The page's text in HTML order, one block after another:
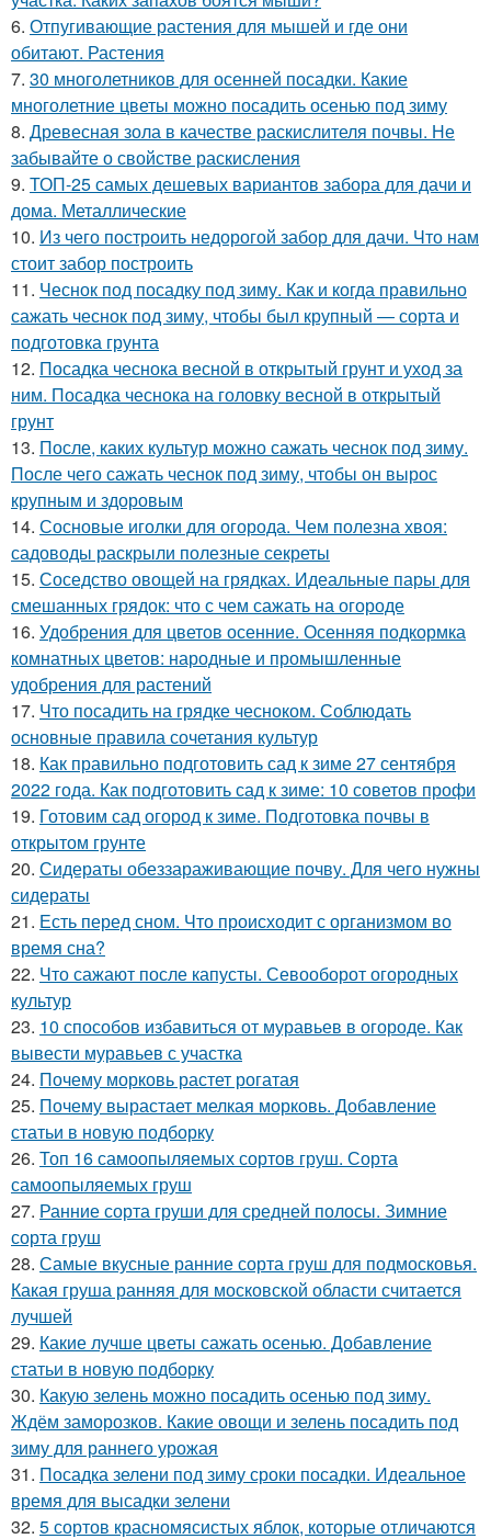
6. Отпугивающие растения для мышей и где они
обитают. Растения
7. 30 многолетников для осенней посадки. Какие
многолетние цветы можно посадить осенью под зиму
8. Древесная зола в качестве раскислителя почвы. Не
забывайте о свойстве раскисления
9. ТОП-25 самых дешевых вариантов забора для дачи и
дома. Металлические
10. Из чего построить недорогой забор для дачи. Что нам
стоит забор построить
11. Чеснок под посадку под зиму. Как и когда правильно
сажать чеснок под зиму, чтобы был крупный — сорта и
подготовка грунта
12. Посадка чеснока весной в открытый грунт и уход за
ним. Посадка чеснока на головку весной в открытый
грунт
13. После, каких культур можно сажать чеснок под зиму.
После чего сажать чеснок под зиму, чтобы он вырос
крупным и здоровым
14. Сосновые иголки для огорода. Чем полезна хвоя:
садоводы раскрыли полезные секреты
15. Соседство овощей на грядках. Идеальные пары для
смешанных грядок: что с чем сажать на огороде
16. Удобрения для цветов осенние. Осенняя подкормка
комнатных цветов: народные и промышленные
удобрения для растений
17. Что посадить на грядке чесноком. Соблюдать
основные правила сочетания культур
18. Как правильно подготовить сад к зиме 27 сентября
2022 года. Как подготовить сад к зиме: 10 советов профи
19. Готовим сад огород к зиме. Подготовка почвы в
открытом грунте
20. Сидераты обеззараживающие почву. Для чего нужны
сидераты
21. Есть перед сном. Что происходит с организмом во
время сна?
22. Что сажают после капусты. Севооборот огородных
культур
23. 10 способов избавиться от муравьев в огороде. Как
вывести муравьев с участка
24. Почему морковь растет рогатая
25. Почему вырастает мелкая морковь. Добавление
статьи в новую подборку
26. Топ 16 самоопыляемых сортов груш. Сорта
самоопыляемых груш
27. Ранние сорта груши для средней полосы. Зимние
сорта груш
28. Самые вкусные ранние сорта груш для подмосковья.
Какая груша ранняя для московской области считается
лучшей
29. Какие лучше цветы сажать осенью. Добавление
статьи в новую подборку
30. Какую зелень можно посадить осенью под зиму.
Ждём заморозков. Какие овощи и зелень посадить под
зиму для раннего урожая
31. Посадка зелени под зиму сроки посадки. Идеальное
время для высадки зелени
32. 5 сортов красномясистых яблок, которые отличаются